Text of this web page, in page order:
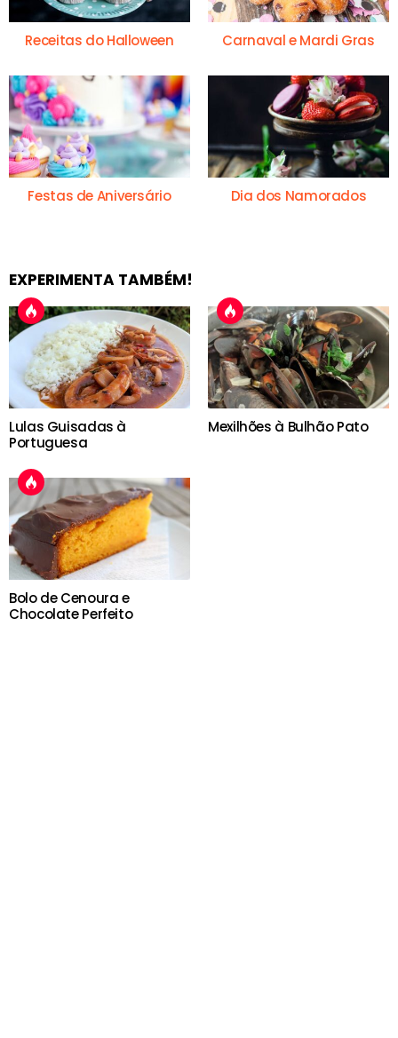
Receitas do Halloween Carnaval e Mardi Gras
Festas de Aniversário Dia dos Namorados
EXPERIMENTA TAMBÉM!
Lulas Guisadas à
Portuguesa
Mexilhões à Bulhão Pato
Bolo de Cenoura e
Chocolate Perfeito